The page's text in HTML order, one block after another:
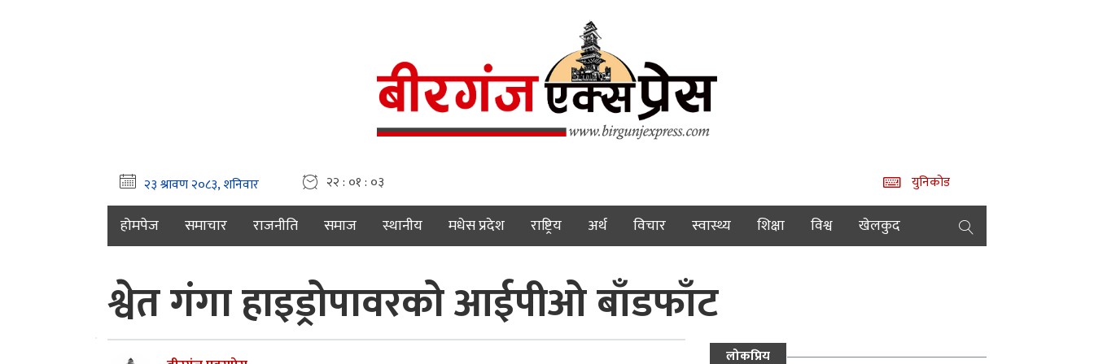
२२ : ०१ : ०४ युनिकोड
होमपेज समाचार राजनीति समाज स्थानीय मधेस प्रदेश राष्ट्रिय अर्थ विचार स्वास्थ्य शिक्षा विश्व खेलकुद
श्वेत गंगा हाइड्रोपावरको आईपीओ बाँडफाँट
लोकप्रिय